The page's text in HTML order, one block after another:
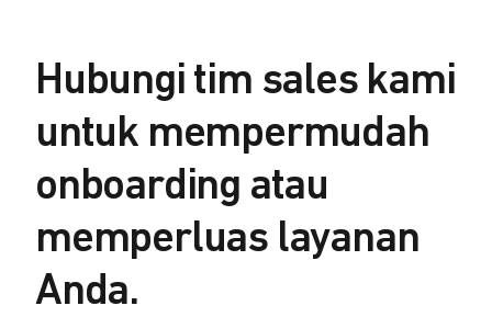
Hubungi tim sales kami
untuk mempermudah
onboarding atau
memperluas layanan
Anda.